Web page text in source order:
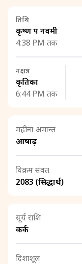
तिथि
कृष्ण पक्ष नवमी
4:38 PM तक
नक्षत्र
कृतिका
6:44 PM तक
महीना अमान्त
आषाढ़
विक्रम संवत
2083 (सिद्धार्थ)
सूर्य राशि
कर्क
दिशाशूल